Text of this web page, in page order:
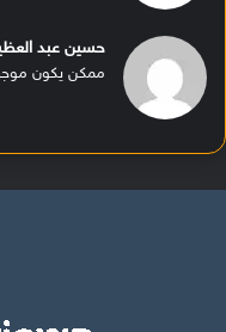
حسين عبد
ممكن يكون